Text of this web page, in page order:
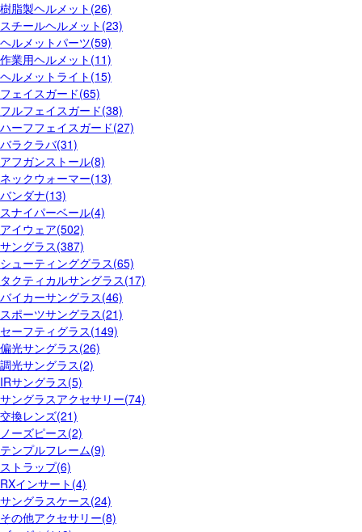
樹脂製ヘルメット(26)
スチールヘルメット(23)
ヘルメットパーツ(59)
作業用ヘルメット(11)
ヘルメットライト(15)
フェイスガード(65)
フルフェイスガード(38)
ハーフフェイスガード(27)
バラクラバ(31)
アフガンストール(8)
ネックウォーマー(13)
バンダナ(13)
スナイパーベール(4)
アイウェア(502)
サングラス(387)
シューティンググラス(65)
タクティカルサングラス(17)
バイカーサングラス(46)
スポーツサングラス(21)
セーフティグラス(149)
偏光サングラス(26)
調光サングラス(2)
IRサングラス(5)
サングラスアクセサリー(74)
交換レンズ(21)
ノーズピース(2)
テンプルフレーム(9)
ストラップ(6)
RXインサート(4)
サングラスケース(24)
その他アクセサリー(8)